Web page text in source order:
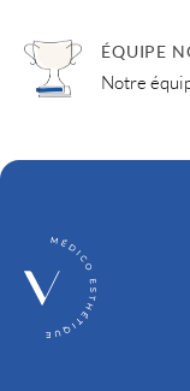
ÉQUIPE
Notre